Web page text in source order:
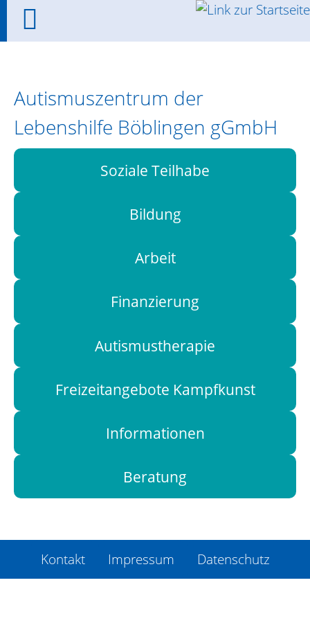
Autismuszentrum der
Lebenshilfe Böblingen gGmbH
Soziale Teilhabe
Bildung
Arbeit
Finanzierung
Autismustherapie
Freizeitangebote Kampfkunst
Informationen
Beratung
Kontakt Impressum Datenschutz